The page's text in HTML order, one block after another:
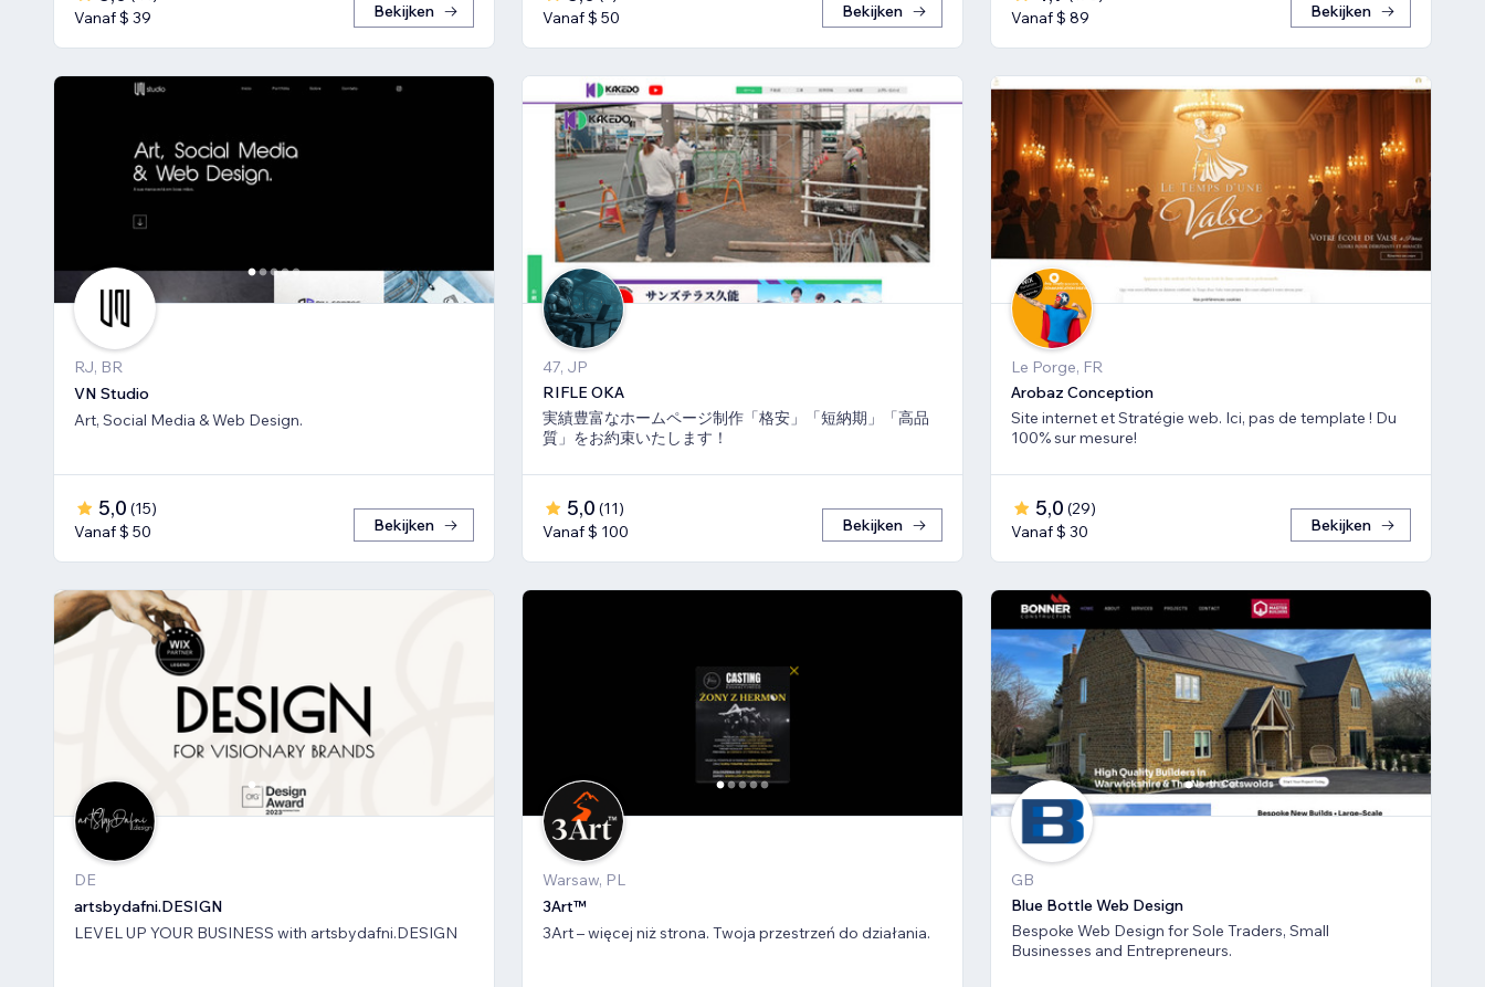
Vanaf $ 39
Bekijken
Vanaf $ 50
Bekijken
Vanaf $ 89
Bekijken
RJ, BR
VN Studio
Art, Social Media & Web Design.
5,0 (15)
Vanaf $ 50
Bekijken
47, JP
RIFLE OKA
実績豊富なホームページ制作「格安」「短納期」「高品
質」をお約束いたします！
5,0 (11)
Vanaf $ 100
Bekijken
Le Porge, FR
Arobaz Conception
Site internet et Stratégie web. Ici, pas de template ! Du
100% sur mesure!
5,0 (29)
Vanaf $ 30
Bekijken
DE
artsbydafni.DESIGN
LEVEL UP YOUR BUSINESS with artsbydafni.DESIGN
Warsaw, PL
3Art™
3Art – więcej niż strona. Twoja przestrzeń do działania.
GB
Blue Bottle Web Design
Bespoke Web Design for Sole Traders, Small
Businesses and Entrepreneurs.